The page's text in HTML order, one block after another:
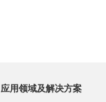
应用领域及解决方案